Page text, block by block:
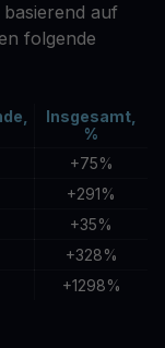
auf
folgende
Insgesamt,
%
+75%
+291%
+35%
+328%
+1298%